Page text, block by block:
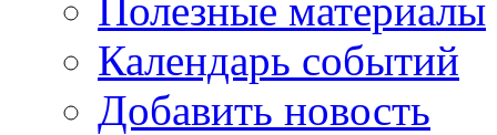
Полезные материалы
Календарь событий
Добавить новость